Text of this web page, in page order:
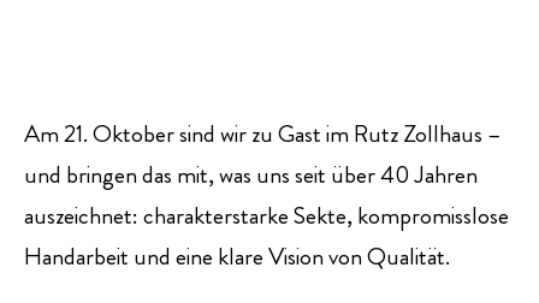
Am 21. Oktober sind wir zu Gast im Rutz Zollhaus –
und bringen das mit, was uns seit über 40 Jahren
auszeichnet: charakterstarke Sekte, kompromisslose
Handarbeit und eine klare Vision von Qualität.